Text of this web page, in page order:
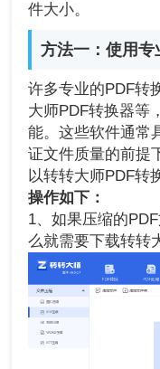
件大小。
方法一：使用
许多专业的PDF转
大师PDF转换器等
能。这些软件通常
证文件质量的前提
以转转大师PDF转
操作如下：
1、如果压缩的
么就需要下载转转